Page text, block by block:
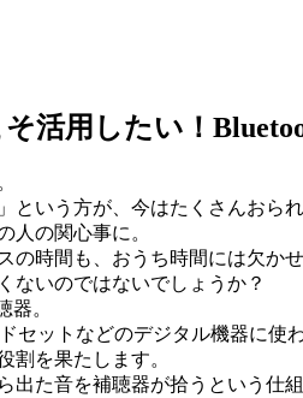
活用したい！
という方が、今はたくさんおら
人の関心事に。
時間も、おうち時間には欠かせ
ないのではないでしょうか？
器。
セットなどのデジタル機器に
割を果たします。
た音を補聴器が拾うという